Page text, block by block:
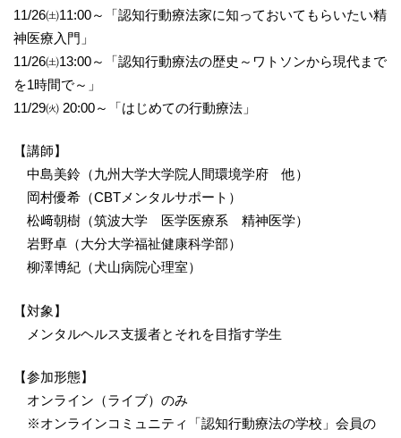
11/26㈯11:00～「認知行動療法家に知っておいてもらいたい精
神医療入門」
11/26㈯13:00～「認知行動療法の歴史～ワトソンから現代まで
を1時間で～」
11/29㈫ 20:00～「はじめての行動療法」
【講師】
中島美鈴（九州大学大学院人間環境学府 他）
岡村優希（CBTメンタルサポート）
松﨑朝樹（筑波大学 医学医療系 精神医学）
岩野卓（大分大学福祉健康科学部）
柳澤博紀（犬山病院心理室）
【対象】
メンタルヘルス支援者とそれを目指す学生
【参加形態】
オンライン（ライブ）のみ
※オンラインコミュニティ「認知行動療法の学校」会員の